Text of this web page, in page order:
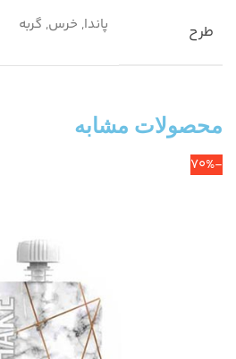
طرح پاندا, خرس, گربه
محصولات مشابه
-70%